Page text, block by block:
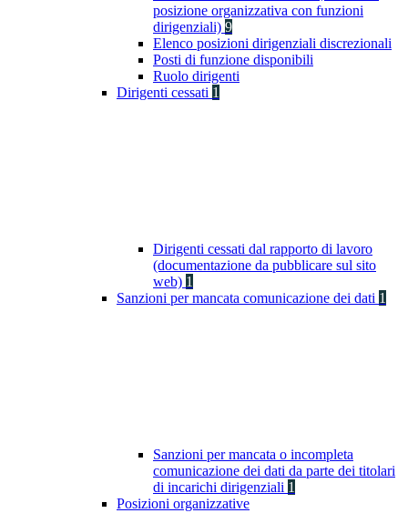
posizione organizzativa con funzioni
dirigenziali) 9
Elenco posizioni dirigenziali discrezionali
Posti di funzione disponibili
Ruolo dirigenti
Dirigenti cessati 1
Dirigenti cessati dal rapporto di lavoro
(documentazione da pubblicare sul sito
web) 1
Sanzioni per mancata comunicazione dei dati 1
Sanzioni per mancata o incompleta
comunicazione dei dati da parte dei titolari
di incarichi dirigenziali 1
Posizioni organizzative